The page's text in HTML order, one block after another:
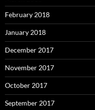
February 2018
January 2018
December 2017
November 2017
October 2017
September 2017